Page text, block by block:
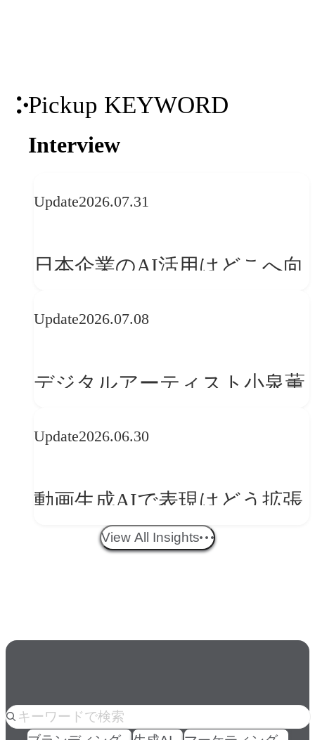
Pickup KEYWORD
Interview
Update2026.07.31
日本企業のAI活用はどこへ向
レンドに見る「人間中心」へ
Update2026.07.08
デジタルアーティスト小泉薫
ークフロー設計と「ノイズと
Update2026.06.30
動画生成AIで表現はどう拡張
する？映像ディレクター橋本
View All Insights
人気のkeyword